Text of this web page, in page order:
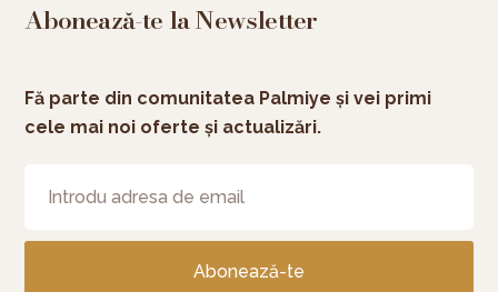
Abonează-te la Newsletter
Fă parte din comunitatea Palmiye și vei primi
cele mai noi oferte și actualizări.
Abonează-te